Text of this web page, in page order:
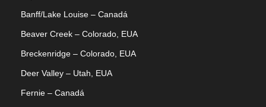
Banff/Lake Louise – Canadá
Beaver Creek – Colorado, EUA
Breckenridge – Colorado, EUA
Deer Valley – Utah, EUA
Fernie – Canadá